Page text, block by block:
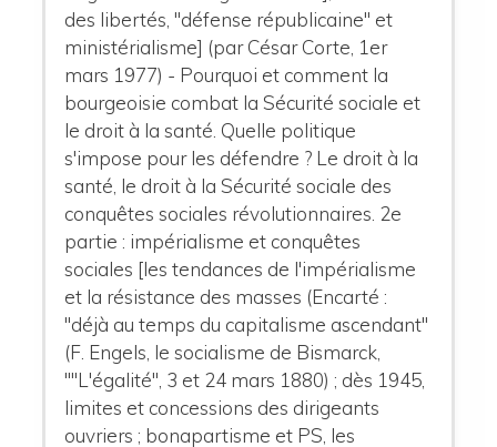
des libertés, "défense républicaine" et
ministérialisme] (par César Corte, 1er
mars 1977) - Pourquoi et comment la
bourgeoisie combat la Sécurité sociale et
le droit à la santé. Quelle politique
s'impose pour les défendre ? Le droit à la
santé, le droit à la Sécurité sociale des
conquêtes sociales révolutionnaires. 2e
partie : impérialisme et conquêtes
sociales [les tendances de l'impérialisme
et la résistance des masses (Encarté :
"déjà au temps du capitalisme ascendant"
(F. Engels, le socialisme de Bismarck,
""L'égalité", 3 et 24 mars 1880) ; dès 1945,
limites et concessions des dirigeants
ouvriers ; bonapartisme et PS, les